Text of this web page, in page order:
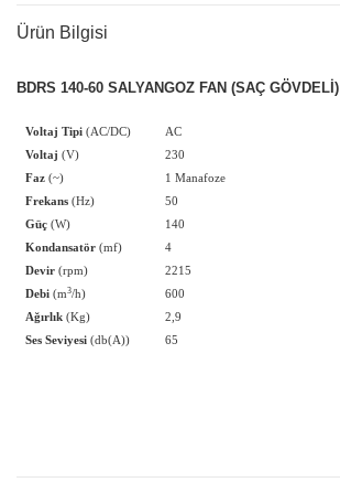
Ürün Bilgisi
BDRS 140-60 SALYANGOZ FAN (SAÇ GÖVDELİ)
Voltaj Tipi (AC/DC)
AC
Voltaj (V)
230
Faz (~)
1 Manafoze
Frekans (Hz)
50
Güç (W)
140
Kondansatör (mf)
4
Devir (rpm)
2215
Debi (m3/h)
600
Ağırlık (Kg)
2,9
Ses Seviyesi (db(A)) 65